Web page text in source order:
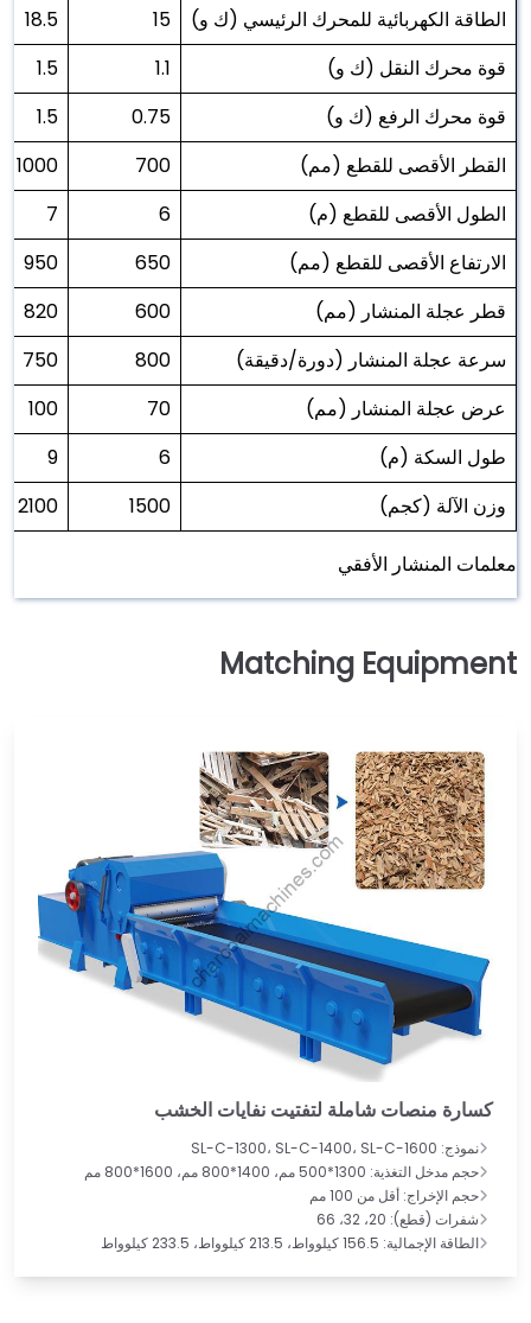
الطاقة الكهربائية للمحرك الرئيسي (ك و) 15
18.5
قوة محرك النقل (ك و)
1.1
1.5
قوة محرك الرفع (ك و)
0.75
1.5
القطر الأقصى للقطع (مم)
700
1000
الطول الأقصى للقطع (م)
6
7
الارتفاع الأقصى للقطع (مم)
650
950
قطر عجلة المنشار (مم)
600
820
سرعة عجلة المنشار (دورة/دقيقة)
800
750
عرض عجلة المنشار (مم)
70
100
طول السكة (م)
6
9
وزن الآلة (كجم)
1500
2100
معلمات المنشار الأفقي
كسارة منصات شاملة لتفتيت نفايات الخشب
نموذج: SL-C-1300، SL-C-1400، SL-C-1600
حجم مدخل التغذية: 1300*500 مم، 1400*800 مم، 1600*800 مم
حجم الإخراج: أقل من 100 مم
شفرات (قطع): 20، 32، 66
الطاقة الإجمالية: 156.5 كيلوواط، 213.5 كيلوواط، 233.5 كيلوواط